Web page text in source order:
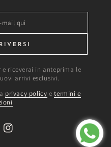
riceverai in anteprima le
arrivi esclusivi.
privacy policy etermini e
Instagram